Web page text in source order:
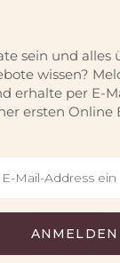
sein und alles
wissen?
erhalte per E-
ersten Online